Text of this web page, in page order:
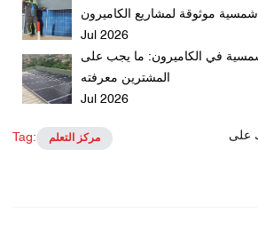
موثوقة لمشاريع الكاميرون
Jul 2026
في الكاميرون: ما يجب على
المشترين معرفته
Jul 2026
Tag: مركز التعلم على